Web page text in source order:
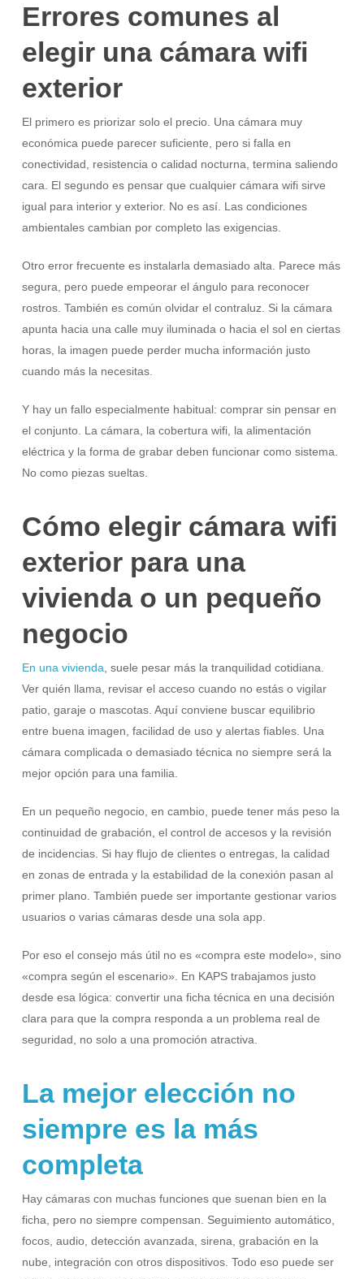
Errores comunes al
elegir una cámara wifi
exterior
El primero es priorizar solo el precio. Una cámara muy
económica puede parecer suficiente, pero si falla en
conectividad, resistencia o calidad nocturna, termina saliendo
cara. El segundo es pensar que cualquier cámara wifi sirve
igual para interior y exterior. No es así. Las condiciones
ambientales cambian por completo las exigencias.
Otro error frecuente es instalarla demasiado alta. Parece más
segura, pero puede empeorar el ángulo para reconocer
rostros. También es común olvidar el contraluz. Si la cámara
apunta hacia una calle muy iluminada o hacia el sol en ciertas
horas, la imagen puede perder mucha información justo
cuando más la necesitas.
Y hay un fallo especialmente habitual: comprar sin pensar en
el conjunto. La cámara, la cobertura wifi, la alimentación
eléctrica y la forma de grabar deben funcionar como sistema.
No como piezas sueltas.
Cómo elegir cámara wifi
exterior para una
vivienda o un pequeño
negocio
En una vivienda , suele pesar más la tranquilidad cotidiana.
Ver quién llama, revisar el acceso cuando no estás o vigilar
patio, garaje o mascotas. Aquí conviene buscar equilibrio
entre buena imagen, facilidad de uso y alertas fiables. Una
cámara complicada o demasiado técnica no siempre será la
mejor opción para una familia.
En un pequeño negocio, en cambio, puede tener más peso la
continuidad de grabación, el control de accesos y la revisión
de incidencias. Si hay flujo de clientes o entregas, la calidad
en zonas de entrada y la estabilidad de la conexión pasan al
primer plano. También puede ser importante gestionar varios
usuarios o varias cámaras desde una sola app.
Por eso el consejo más útil no es «compra este modelo», sino
«compra según el escenario». En KAPS trabajamos justo
desde esa lógica: convertir una ficha técnica en una decisión
clara para que la compra responda a un problema real de
seguridad, no solo a una promoción atractiva.
La mejor elección no
siempre es la más
completa
Hay cámaras con muchas funciones que suenan bien en la
ficha, pero no siempre compensan. Seguimiento automático,
focos, audio, detección avanzada, sirena, grabación en la
nube, integración con otros dispositivos. Todo eso puede ser